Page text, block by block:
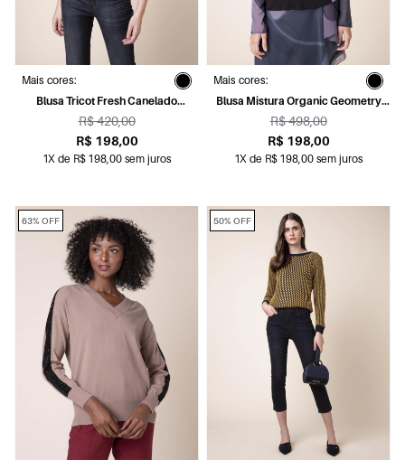
Mais cores:
Blusa Tricot Fresh Canelado
Petroleo
R$ 420,00
R$ 198,00
1X de R$ 198,00 sem juros
Mais cores:
Blusa Mistura Organic Geometry
Estampa Geometry Fundo Marinho
R$ 498,00
R$ 198,00
1X de R$ 198,00 sem juros
63% OFF 50% OFF